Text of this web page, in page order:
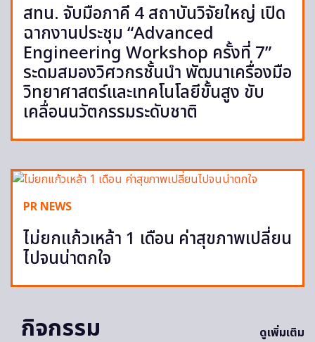
สทน. จับมือภาคี 4 สถาบันวิจัยใหญ่ เปิด
ฉากงานประชุม “Advanced
Engineering Workshop ครั้งที่ 7”
ระดมสมองวิศวกรชั้นนำ พัฒนาเครื่องมือ
วิทยาศาสตร์และเทคโนโลยีขั้นสูง ขับ
เคลื่อนนวัตกรรมระดับชาติ
PR NEWS
ไม่ยกแก้วเหล้า 1 เดือน ค่าสุขภาพเปลี่ยน
ไปจนน่าตกใจ
กิจกรรม ดูเพิ่มเติม